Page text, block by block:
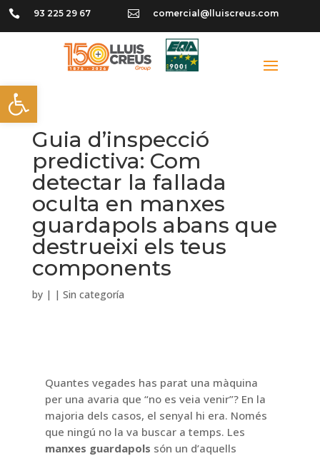
Obre la barra d'eines
 93 225 29 67  comercial@lluiscreus.com
Guia d’inspecció
predictiva: Com
detectar la fallada
oculta en manxes
guardapols abans que
destrueixi els teus
components
by | | Sin categoría
Quantes vegades has parat una màquina
per una avaria que “no es veia venir”? En la
majoria dels casos, el senyal hi era. Només
que ningú no la va buscar a temps. Les
manxes guardapols són un d’aquells